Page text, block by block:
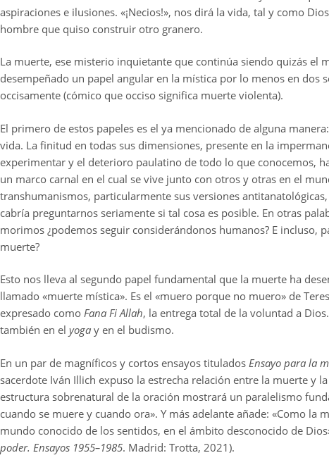
aspiraciones e ilusiones. «¡Necios!», nos dirá la vida, tal y como
hombre que quiso construir otro granero.
La muerte, ese misterio inquietante que continúa siendo quizás el
desempeñado un papel angular en la mística por lo menos en dos
occisamente (cómico que occiso significa muerte violenta).
El primero de estos papeles es el ya mencionado de alguna
vida. La finitud en todas sus dimensiones, presente en la
experimentar y el deterioro paulatino de todo lo que conocemos,
un marco carnal en el cual se vive junto con otros y otras en el
transhumanismos, particularmente sus versiones
cabría preguntarnos seriamente si tal cosa es posible. En otras
morimos ¿podemos seguir considerándonos humanos? E incluso,
muerte?
Esto nos lleva al segundo papel fundamental que la muerte ha
llamado «muerte mística». Es el «muero porque no muero» de
expresado como Fana Fi Allah, la entrega total de la voluntad a
también en el yoga y en el budismo.
En un par de magníficos y cortos ensayos titulados Ensayo para la
sacerdote Iván Illich expuso la estrecha relación entre la muerte y
estructura sobrenatural de la oración mostrará un paralelismo
cuando se muere y cuando ora». Y más adelante añade: «Como
mundo conocido de los sentidos, en el ámbito desconocido de
poder. Ensayos 1955–1985. Madrid: Trotta, 2021).